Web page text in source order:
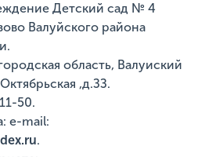
Детский сад № 4
Валуйского района
область, Валуиский
,д.ЗЗ.
50.
e-mail:
.